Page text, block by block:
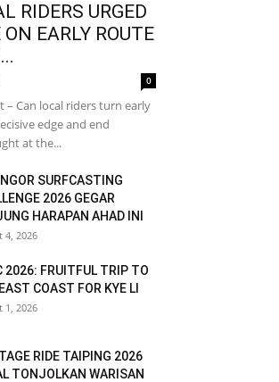
RIDERS URGED
EARLY ROUTE
0
– Can local riders turn early
edge and end
at the...
SURFCASTING
2026 GEGAR
HARAPAN AHAD INI
4, 2026
2026: FRUITFUL TRIP TO
COAST FOR KYE LI
1, 2026
RIDE TAIPING 2026
TONJOLKAN WARISAN